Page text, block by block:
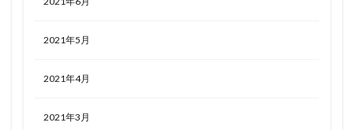
2021年5月
2021年4月
2021年3月